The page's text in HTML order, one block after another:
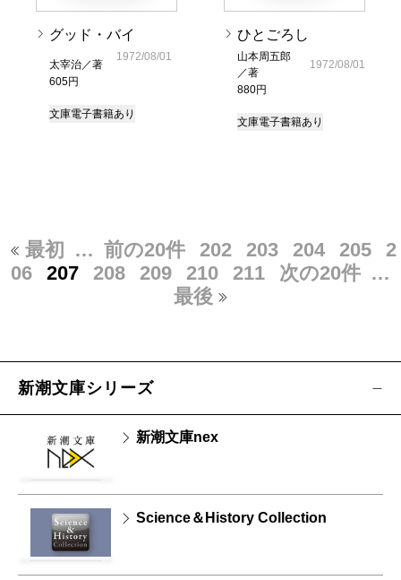
グッド・バイ
太宰治／著
605円
1972/08/01
文庫電子書籍あり
ひとごろし
山本周五郎
／著
880円
1972/08/01
文庫電子書籍あり
最初 … 前の20件 202 203 204 205
2
06
207 208 209 210 211 次の20件 …
最後
新潮文庫シリーズ
新潮文庫nex
Science＆History Collection